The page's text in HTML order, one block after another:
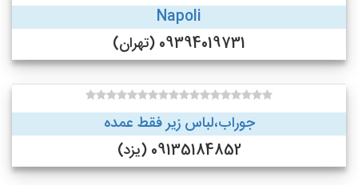
Napoli
09394019731 (تهران)
جوراب،لباس زیر فقط عمده
09135184852 (یزد)